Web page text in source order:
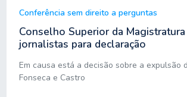
Conferência sem direito a perguntas
Conselho Superior da
jornalistas para declaração
Em causa está a decisão sobre a expulsão
Fonseca e Castro